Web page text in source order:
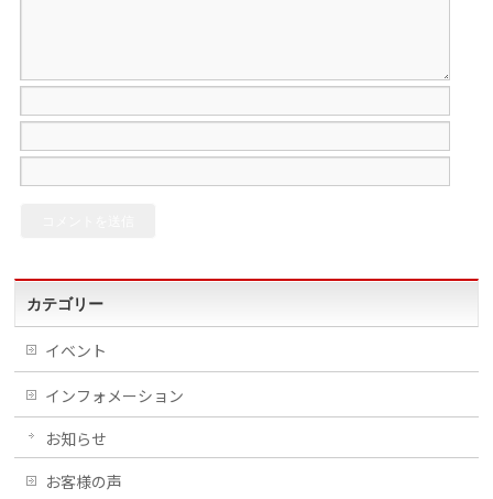
カテゴリー
イベント
インフォメーション
お知らせ
お客様の声